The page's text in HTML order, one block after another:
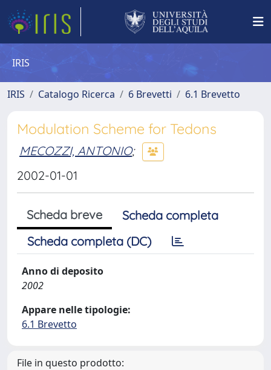
IRIS
IRIS Catalogo Ricerca 6 Brevetti 6.1 Brevetto
Modulation Scheme for Tedons
MECOZZI, ANTONIO;
2002-01-01
Scheda breve
Scheda completa
Scheda completa (DC)
Anno di deposito
2002
Appare nelle tipologie:
6.1 Brevetto
File in questo prodotto: